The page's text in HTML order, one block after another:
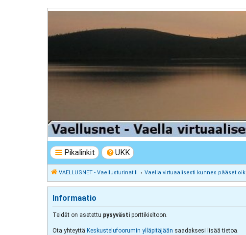
VAELLUSNET - Vaellusturinat II
Keskustelua vaeltamisesta ja Lapista
Pikalinkit UKK
VAELLUSNET - Vaellusturinat II Vaella virtuaalisesti kunnes pääset
Informaatio
Teidät on asetettu pysyvästi porttikieltoon.
Ota yhteyttä Keskustelufoorumin ylläpitäjään saadaksesi lisää tietoa.